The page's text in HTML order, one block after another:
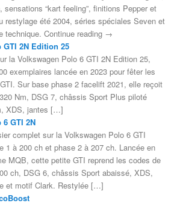
sensations “kart feeling”, finitions Pepper et
restylage été 2004, séries spéciales Seven et
technique. Continue reading →
2N Edition 25
la Volkswagen Polo 6 GTI 2N Edition 25,
exemplaires lancée en 2023 pour fêter les
Sur base phase 2 facelift 2021, elle reçoit
Nm, DSG 7, châssis Sport Plus piloté
XDS, jantes […]
GTI 2N
complet sur la Volkswagen Polo 6 GTI
1 à 200 ch et phase 2 à 207 ch. Lancée en
MQB, cette petite GTI reprend les codes de
ch, DSG 6, châssis Sport abaissé, XDS,
et motif Clark. Restylée […]